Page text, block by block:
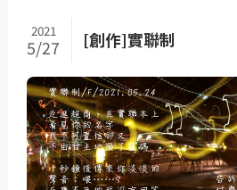
[創作]實聯制
2021
5/27